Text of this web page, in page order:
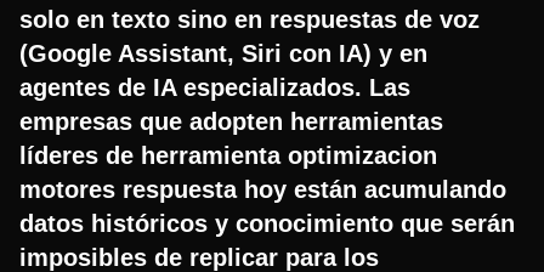
solo en texto sino en respuestas de voz
(Google Assistant, Siri con IA) y en
agentes de IA especializados. Las
empresas que adopten herramientas
líderes de herramienta optimizacion
motores respuesta hoy están acumulando
datos históricos y conocimiento que serán
imposibles de replicar para los